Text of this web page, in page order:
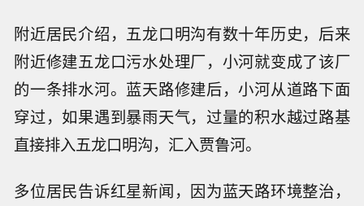
附近居民介绍，五龙口明沟有数十年历史，后来
附近修建五龙口污水处理厂，小河就变成了该厂
的一条排水河。蓝天路修建后，小河从道路下面
穿过，如果遇到暴雨天气，过量的积水越过路基
直接排入五龙口明沟，汇入贾鲁河。
多位居民告诉红星新闻，因为蓝天路环境整治，